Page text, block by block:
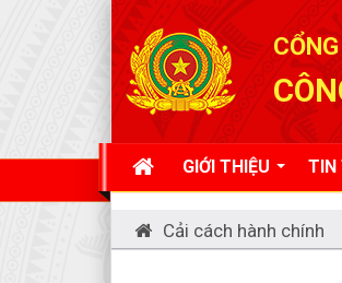
GIỚI THIỆU TIN
Cải cách hành chính